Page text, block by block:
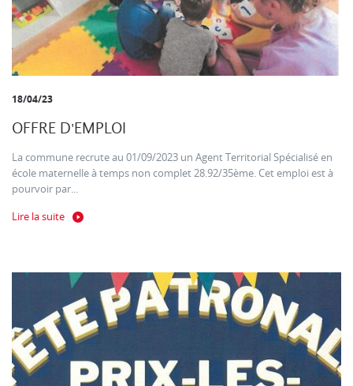
18/04/23
OFFRE D'EMPLOI
La commune recrute au 01/09/2023 un Agent Territorial Spécialisé en
école maternelle à temps non complet 28.92/35ème. Cet emploi est à
pourvoir par...
Lire la suite